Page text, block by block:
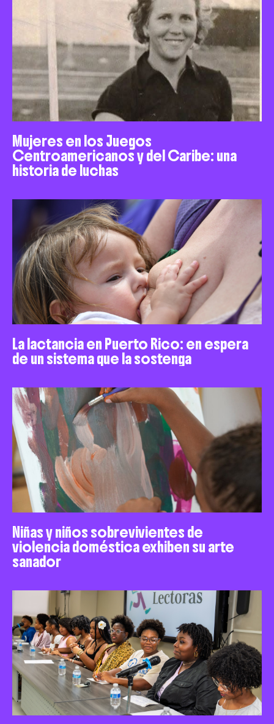
Mujeres en los Juegos
Centroamericanos y del Caribe: una
historia de luchas
La lactancia en Puerto Rico: en espera
de un sistema que la sostenga
Niñas y niños sobrevivientes de
violencia doméstica exhiben su arte
sanador